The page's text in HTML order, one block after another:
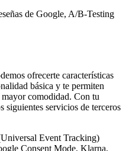
de Google, A/B-Testing
ofrecerte características
básica y te permiten
comodidad. Con tu
siguientes servicios de terceros
Event Tracking)
Consent Mode, Klarna,